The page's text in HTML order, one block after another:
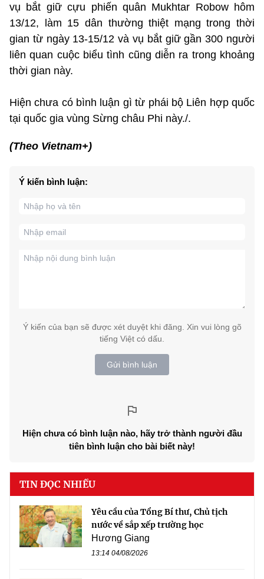
vụ bắt giữ cựu phiến quân Mukhtar Robow hôm
13/12, làm 15 dân thường thiệt mạng trong thời
gian từ ngày 13-15/12 và vụ bắt giữ gần 300 người
liên quan cuộc biểu tình cũng diễn ra trong khoảng
thời gian này.
Hiện chưa có bình luận gì từ phái bộ Liên hợp quốc
tại quốc gia vùng Sừng châu Phi này./.
(Theo Vietnam+)
Ý kiến bình luận:
Ý kiến của bạn sẽ được xét duyệt khi đăng. Xin vui lòng gõ
tiếng Việt có dấu.
Gửi bình luận
Hiện chưa có bình luận nào, hãy trở thành người đầu
tiên bình luận cho bài biết này!
TIN ĐỌC NHIỀU
Yêu cầu của Tổng Bí thư, Chủ tịch
nước về sắp xếp trường học
Hương Giang
13:14 04/08/2026